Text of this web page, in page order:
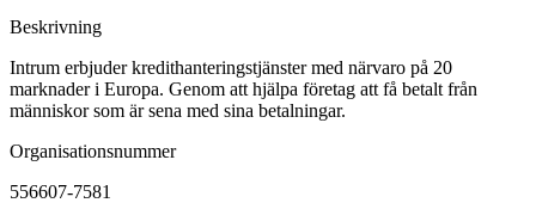
Beskrivning
Intrum erbjuder kredithanteringstjänster med närvaro på 20
marknader i Europa. Genom att hjälpa företag att få betalt från
människor som är sena med sina betalningar.
Organisationsnummer
556607-7581